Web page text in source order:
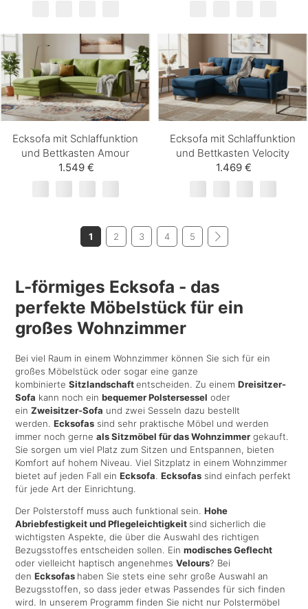
Ecksofa mit Schlaffunktion
und Bettkasten Amour
1.549 €
Ecksofa mit Schlaffunktion
und Bettkasten Velocity
1.469 €
1 2 3 4 5
L-förmiges Ecksofa - das
perfekte Möbelstück für ein
großes Wohnzimmer
Bei viel Raum in einem Wohnzimmer können Sie sich für ein
großes Möbelstück oder sogar eine ganze
kombinierteSitzlandschaftentscheiden. Zu einemDreisitzer-
Sofa kann noch einbequemer Polstersessel oder
einZweisitzer-Sofa und zwei Sesseln dazu bestellt
werden.Ecksofas sind sehr praktische Möbel und werden
immer noch gerneals Sitzmöbel für das Wohnzimmergekauft.
Sie sorgen um viel Platz zum Sitzen und Entspannen, bieten
Komfort auf hohem Niveau. Viel Sitzplatz in einem Wohnzimmer
bietet auf jeden Fall einEcksofa.Ecksofas sind einfach perfekt
für jede Art der Einrichtung.
Der Polsterstoff muss auch funktional sein.Hohe
Abriebfestigkeit und Pflegeleichtigkeit sind sicherlich die
wichtigsten Aspekte, die über die Auswahl des richtigen
Bezugsstoffes entscheiden sollen. Einmodisches Geflecht
oder vielleicht haptisch angenehmesVelours? Bei
denEcksofas haben Sie stets eine sehr große Auswahl an
Bezugsstoffen, so dass jeder etwas Passendes für sich finden
wird. In unserem Programm finden Sie nicht nur Polstermöbel